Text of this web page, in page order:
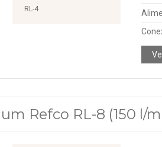
RL-4
Refco RL-8 (150 l/